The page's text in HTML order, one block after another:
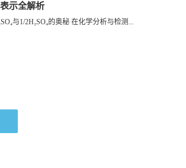
示全解析
与1/2H₂SO₄的奥秘 在化学分析与检测...